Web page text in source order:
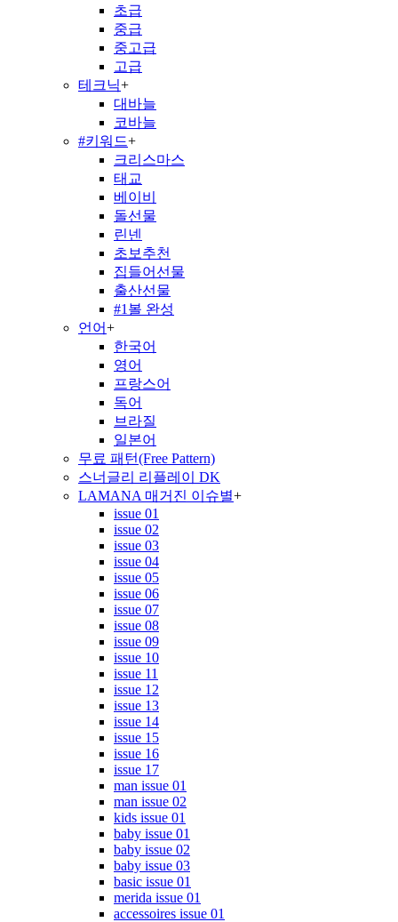
초급
중급
중고급
고급
테크닉+
대바늘
코바늘
#키워드+
크리스마스
태교
베이비
돌선물
린넨
초보추천
집들어선물
출산선물
#1볼 완성
언어+
한국어
영어
프랑스어
독어
브라질
일본어
무료 패턴(Free Pattern)
스너글리 리플레이 DK
LAMANA 매거진 이슈별+
issue 01
issue 02
issue 03
issue 04
issue 05
issue 06
issue 07
issue 08
issue 09
issue 10
issue 11
issue 12
issue 13
issue 14
issue 15
issue 16
issue 17
man issue 01
man issue 02
kids issue 01
baby issue 01
baby issue 02
baby issue 03
basic issue 01
merida issue 01
accessoires issue 01